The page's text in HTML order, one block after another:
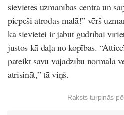
sievietes uzmanības centrā un
piepeši atrodas malā!” vērš
ka sievietei ir jābūt gudrībai
justos kā daļa no kopības.
pateikt savu vajadzību normālā
atrisināt,” tā viņš.
Raksts turpinās